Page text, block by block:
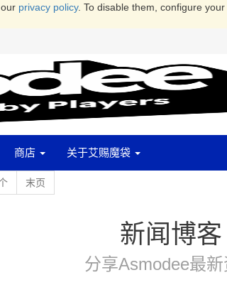
privacy policy. To disable them, configure
商店 关于艾赐魔袋
末页
新闻博客
分享Asmodee最